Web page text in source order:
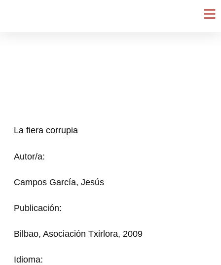
La fiera corrupia
Autor/a:
Campos García, Jesús
Publicación:
Bilbao, Asociación Txirlora, 2009
Idioma: